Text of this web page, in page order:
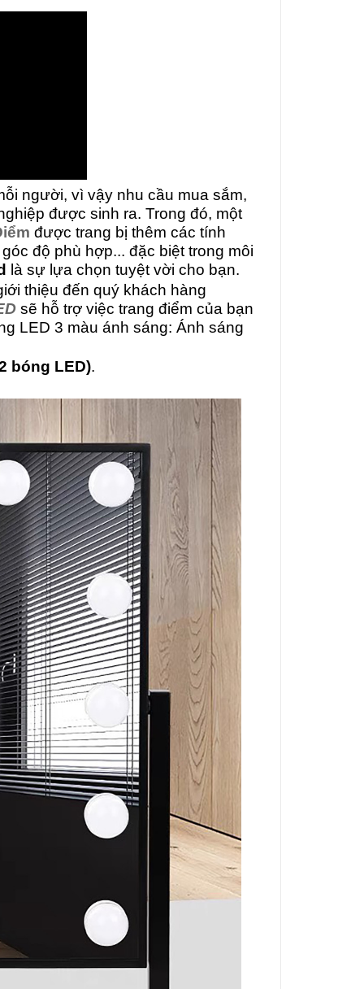
người, vì vậy nhu cầu mua sắm,
được sinh ra. Trong đó, một
được trang bị thêm các tính
độ phù hợp... đặc biệt trong môi
là sự lựa chọn tuyệt vời cho bạn.
thiệu đến quý khách hàng
sẽ hỗ trợ việc trang điểm của bạn
LED 3 màu ánh sáng: Ánh sáng
bóng LED).